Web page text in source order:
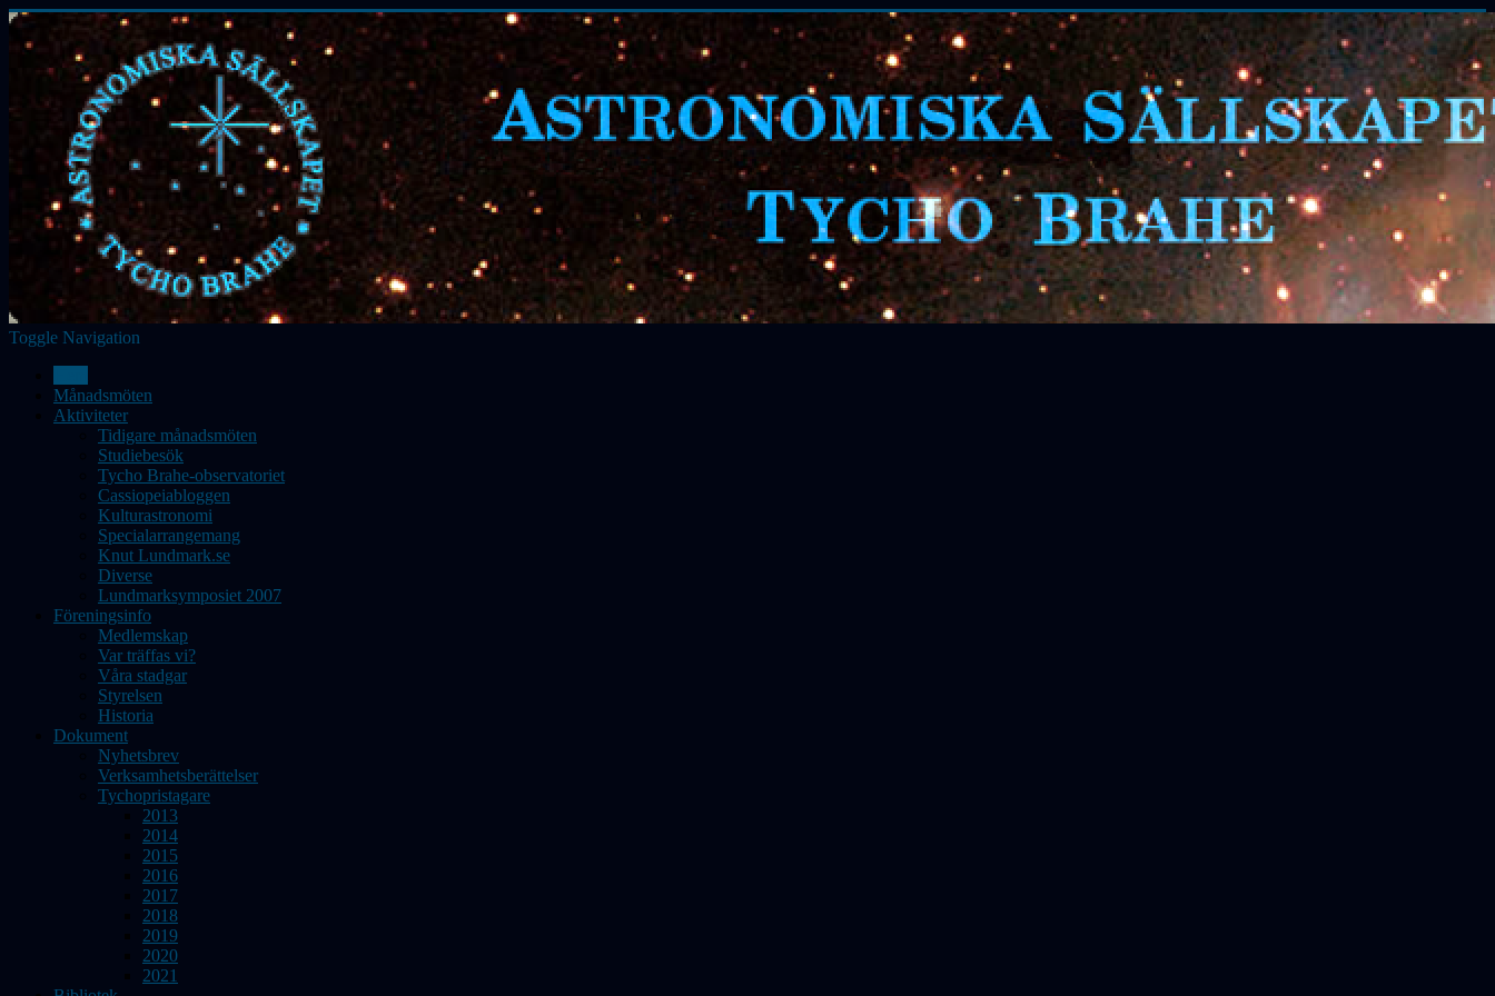
Toggle Navigation
Månadsmöten
Aktiviteter
Tidigare månadsmöten
Studiebesök
Tycho Brahe-observatoriet
Cassiopeiabloggen
Kulturastronomi
Specialarrangemang
Knut Lundmark.se
Diverse
Lundmarksymposiet 2007
Föreningsinfo
Medlemskap
Var träffas vi?
Våra stadgar
Styrelsen
Historia
Dokument
Nyhetsbrev
Verksamhetsberättelser
Tychopristagare
2013
2014
2015
2016
2017
2018
2019
2020
2021